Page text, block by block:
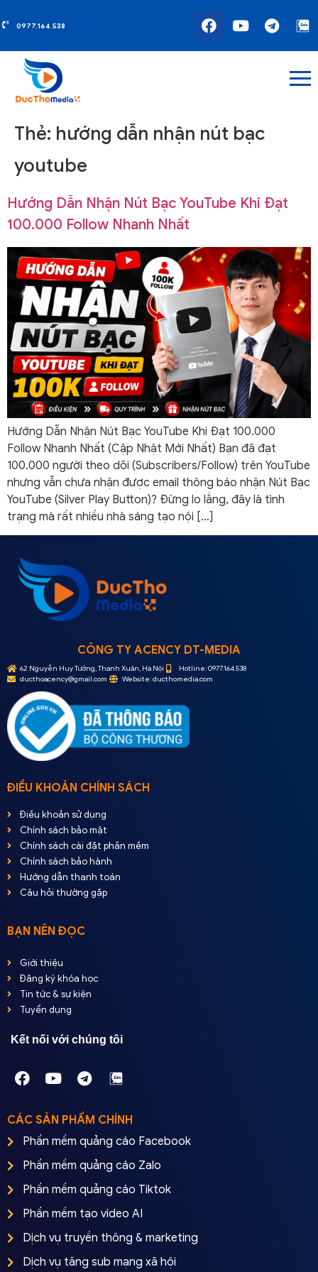
0977.164.538
Thẻ: hướng dẫn nhận nút bạc
youtube
Hướng Dẫn Nhận Nút Bạc YouTube Khi Đạt
100.000 Follow Nhanh Nhất
Hướng Dẫn Nhận Nút Bạc YouTube Khi Đạt 100.000
Follow Nhanh Nhất (Cập Nhật Mới Nhất) Bạn đã đạt
100.000 người theo dõi (Subscribers/Follow) trên YouTube
nhưng vẫn chưa nhận được email thông báo nhận Nút Bạc
YouTube (Silver Play Button)? Đừng lo lắng, đây là tình
trạng mà rất nhiều nhà sáng tạo nội […]
CÔNG TY ACENCY DT-MEDIA
62 Nguyễn Huy Tưởng, Thanh Xuân, Hà Nội
Hotline: 0977.164.538
ducthoacency@gmail.com
Website: ducthomedia.com
ĐIỀU KHOẢN CHÍNH SÁCH
Điều khoản sử dụng
Chính sách bảo mật
Chính sách cài đặt phần mềm
Chính sách bảo hành
Hướng dẫn thanh toán
Câu hỏi thường gặp
BẠN NÊN ĐỌC
Giới thiệu
Đăng ký khóa học
Tin tức & sự kiện
Tuyển dụng
Kết nối với chúng tôi
CÁC SẢN PHẨM CHÍNH
Phần mềm quảng cáo Facebook
Phần mềm quảng cáo Zalo
Phần mềm quảng cáo Tiktok
Phần mềm tạo video AI
Dịch vụ truyền thông & marketing
Dịch vụ tăng sub mạng xã hội